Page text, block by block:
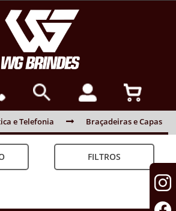
e Telefonia Braçadeiras e Capas
FILTROS